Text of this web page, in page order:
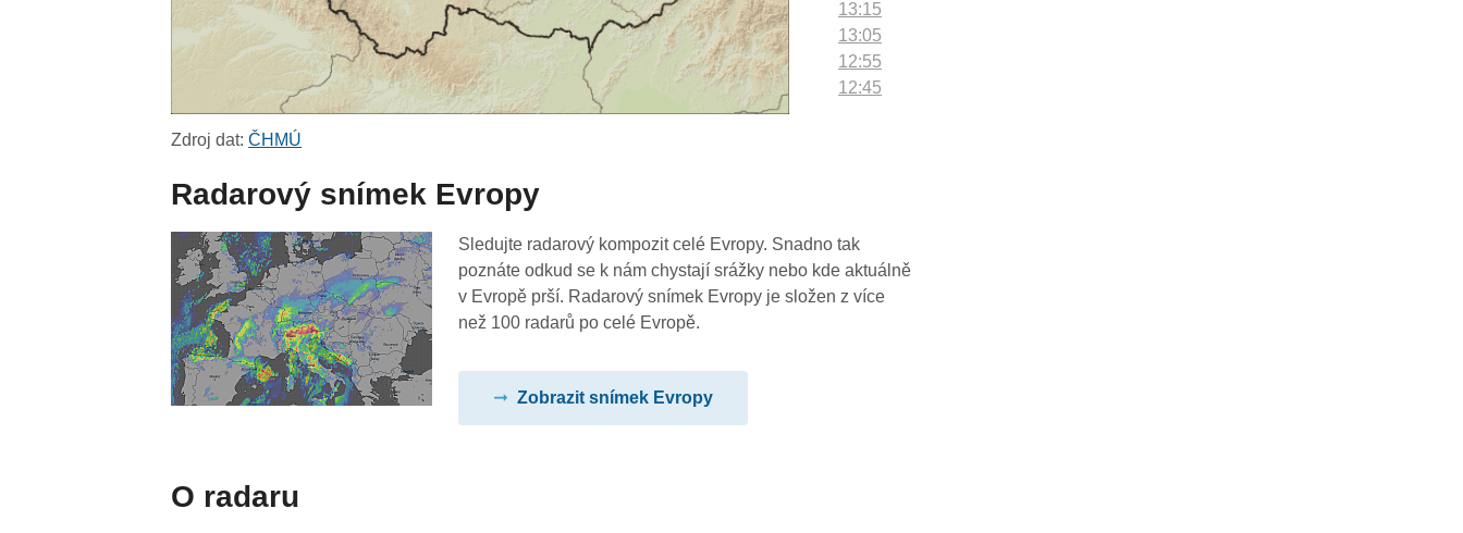
13:15
13:05
12:55
12:45
11:45
11:35
11:25
Zdroj dat:ČHMÚ
Radarový snímek Evropy
Sledujte radarový kompozit celé Evropy. Snadno tak
poznáte odkud se k nám chystají srážky nebo kde aktuálně
v Evropě prší. Radarový snímek Evropy je složen z více
než 100 radarů po celé Evropě.
Zobrazit snímek Evropy
O radaru